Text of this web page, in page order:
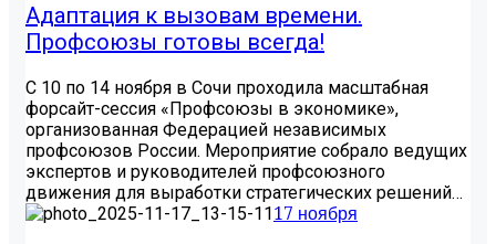
Адаптация к вызовам времени.
Профсоюзы готовы всегда!
С 10 по 14 ноября в Сочи проходила масштабная
форсайт-сессия «Профсоюзы в экономике»,
организованная Федерацией независимых
профсоюзов России. Мероприятие собрало ведущих
экспертов и руководителей профсоюзного
движения для выработки стратегических решений…
17 ноября